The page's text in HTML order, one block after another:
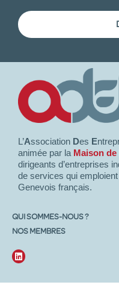
L’Association Des E
animée par la Maison de
dirigeants d’entreprises
de services qui
Genevois français.
QUI SOMMES-NOUS ?
NOS MEMBRES